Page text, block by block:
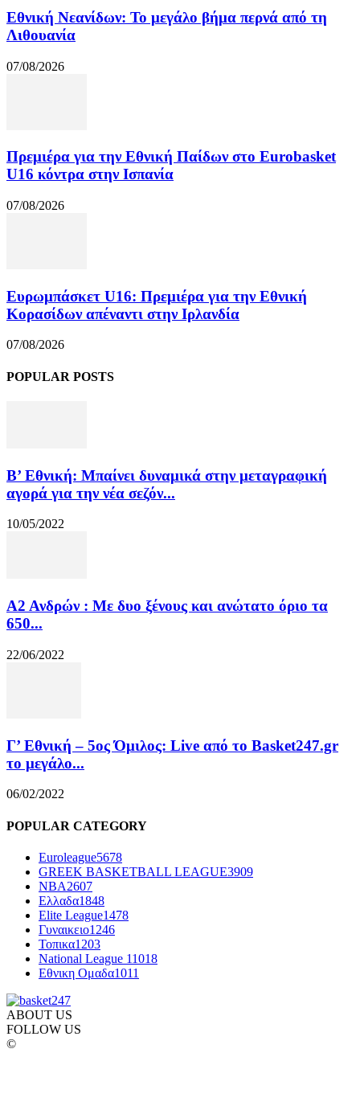
Εθνική Νεανίδων: Το μεγάλο βήμα περνά από τη
Λιθουανία
07/08/2026
Πρεμιέρα για την Εθνική Παίδων στο Eurobasket
U16 κόντρα στην Ισπανία
07/08/2026
Ευρωμπάσκετ U16: Πρεμιέρα για την Εθνική
Κορασίδων απέναντι στην Ιρλανδία
07/08/2026
POPULAR POSTS
Β’ Εθνική: Μπαίνει δυναμικά στην μεταγραφική
αγορά για την νέα σεζόν...
10/05/2022
Α2 Ανδρών : Με δυο ξένους και ανώτατο όριο τα
650...
22/06/2022
Γ’ Εθνική – 5ος Όμιλος: Live από το Basket247.gr
το μεγάλο...
06/02/2022
POPULAR CATEGORY
Euroleague5678
GREEK BASKETBALL LEAGUE3909
NBA2607
Ελλαδα1848
Elite League1478
Γυναικειο1246
Τοπικα1203
National League 11018
Εθνικη Ομαδα1011
ABOUT US
FOLLOW US
©